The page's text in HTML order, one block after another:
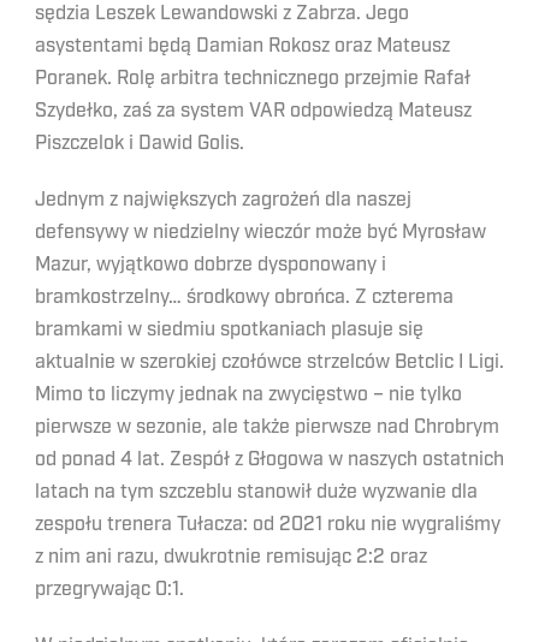
sędzia Leszek Lewandowski z Zabrza. Jego
asystentami będą Damian Rokosz oraz Mateusz
Poranek. Rolę arbitra technicznego przejmie Rafał
Szydełko, zaś za system VAR odpowiedzą Mateusz
Piszczelok i Dawid Golis.
Jednym z największych zagrożeń dla naszej
defensywy w niedzielny wieczór może być Myrosław
Mazur, wyjątkowo dobrze dysponowany i
bramkostrzelny… środkowy obrońca. Z czterema
bramkami w siedmiu spotkaniach plasuje się
aktualnie w szerokiej czołówce strzelców Betclic I Ligi.
Mimo to liczymy jednak na zwycięstwo – nie tylko
pierwsze w sezonie, ale także pierwsze nad Chrobrym
od ponad 4 lat. Zespół z Głogowa w naszych ostatnich
latach na tym szczeblu stanowił duże wyzwanie dla
zespołu trenera Tułacza: od 2021 roku nie wygraliśmy
z nim ani razu, dwukrotnie remisując 2:2 oraz
przegrywając 0:1.